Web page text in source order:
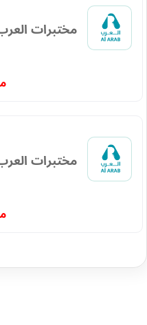
مختبرات العرب
مختبرات